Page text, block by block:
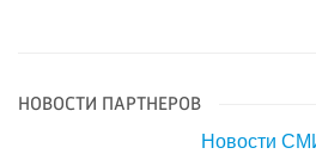
НОВОСТИ ПАРТНЕРОВ
Новости